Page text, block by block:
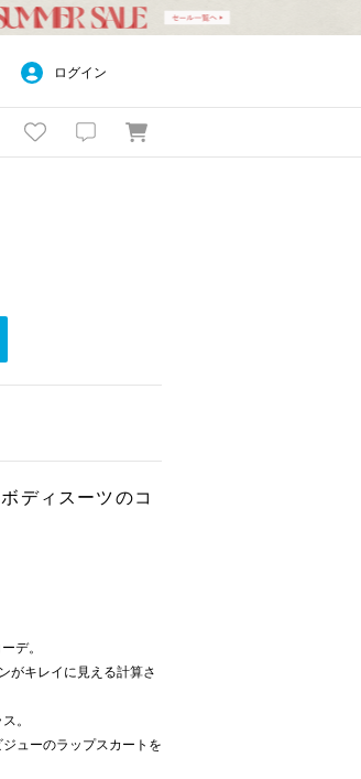
ログイン
ディスーツのコ
デ。
がキレイに見える計算さ
。
ューのラップスカートを